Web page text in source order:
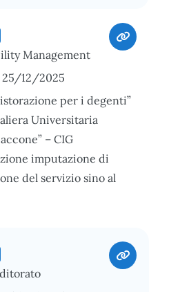
Management
25/12/2025
per i degenti”
Universitaria
– CIG
imputazione di
del servizio sino al